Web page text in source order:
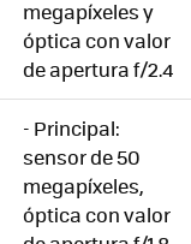
megapíxeles y
óptica con valor
de apertura f/2.4
- Principal:
sensor de 50
megapíxeles,
óptica con valor